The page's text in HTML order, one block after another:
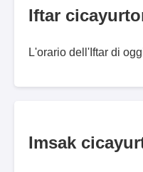
Iftar
L'orario dell'Iftar di
Imsak